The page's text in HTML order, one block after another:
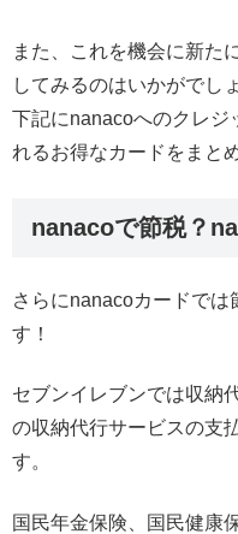
また、これを機会に新た
してみるのはいかがでし
下記にnanacoへのクレジ
れるお得なカードをまと
nanacoで節税？
さらにnanacoカードでは
す！
セブンイレブンでは収納
の収納代行サービスの支
す。
国民年金保険、国民健康